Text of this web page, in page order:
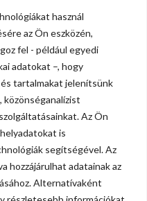
használ
az Ön eszközén,
fel - például egyedi
adatokat –, hogy
tartalmakat jelenítsünk
közönséganalízist
Az Ön
is
segítségével. Az
hozzájárulhat adatainak az
Alternatívaként
you requested was not
we suggest you to go back to
TO HOMEPAGE